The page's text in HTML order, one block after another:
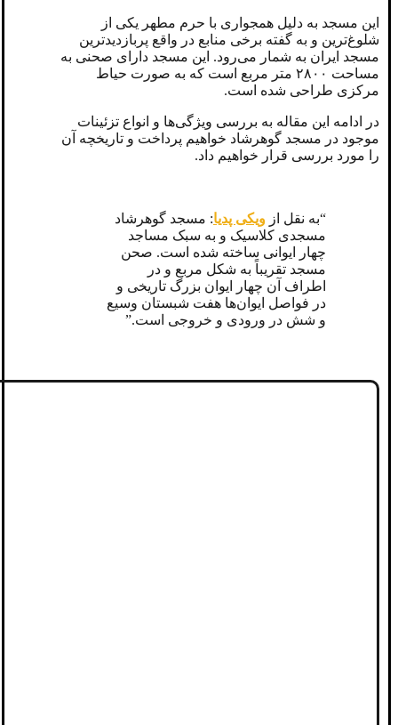
این مسجد به دلیل همجواری با حرم مطهر یکی از
شلوغ‌ترین و به گفته برخی منابع در واقع پربازدیدترین
مسجد ایران به شمار می‌رود. این مسجد دارای صحنی به
مساحت ۲۸۰۰ متر مربع است که به صورت حیاط
مرکزی طراحی شده است.
در ادامه این مقاله به بررسی ویژگی‌ها و انواع تزئینات
موجود در مسجد گوهرشاد خواهیم پرداخت و تاریخچه آن
را مورد بررسی قرار خواهیم داد.
“به نقل از ویکی پدیا: مسجد گوهرشاد
مسجدی کلاسیک و به سبک مساجد
چهار ایوانی ساخته شده ‌است. صحن
مسجد تقریباً به شکل مربع و در
اطراف آن چهار ایوان بزرگ تاریخی و
در فواصل ایوان‌ها هفت شبستان وسیع
و شش در ورودی و خروجی است.”